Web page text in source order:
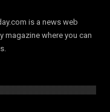
is a news web
magazine where you can